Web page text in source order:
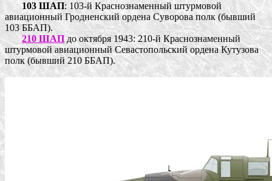
103 ШАП: 103-й Краснознаменный штурмовой
авиационный Гродненский ордена Суворова полк (бывший
103 ББАП).
210 ШАПдо октября 1943: 210-й Краснознаменный
штурмовой авиационный Севастопольский ордена Кутузова
полк (бывший 210 ББАП).